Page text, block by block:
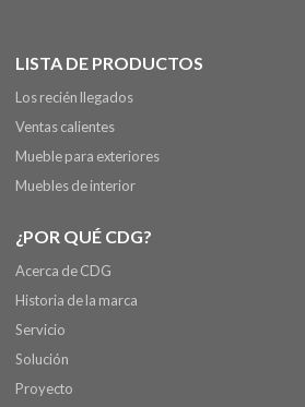
LISTA DE PRODUCTOS
Los recién llegados
Ventas calientes
Mueble para exteriores
Muebles de interior
¿POR QUÉ CDG?
Acerca de CDG
Historia de la marca
Servicio
Solución
Proyecto